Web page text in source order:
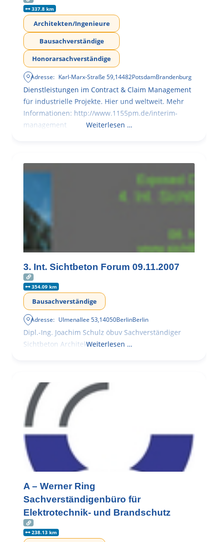
337.8 km
Architekten/Ingenieure
Bausachverständige
Honorarsachverständige
Adresse: Karl-Marx-Straße 59,14482PotsdamBrandenburg
Dienstleistungen im Contract & Claim Management
für industrielle Projekte. Hier und weltweit. Mehr
Informationen: http://www.1155pm.de/interim-
management
Weiterlesen …
3. Int. Sichtbeton Forum 09.11.2007
354.09 km
Bausachverständige
Adresse: Ulmenallee 53,14050BerlinBerlin
Dipl.-Ing. Joachim Schulz öbuv Sachverständiger
Sichtbeton Architekturbeton
Weiterlesen …
A – Werner Ring
Sachverständigenbüro für
Elektrotechnik- und Brandschutz
238.13 km